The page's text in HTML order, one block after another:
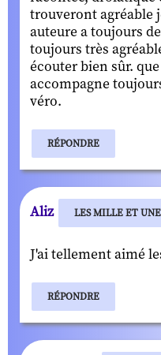
trouveront agréable
auteure a toujours
toujours très
écouter bien sûr.
accompagne
véro.
RÉPONDRE
Aliz LES MILLE ET
J'ai tellement aimé
RÉPONDRE